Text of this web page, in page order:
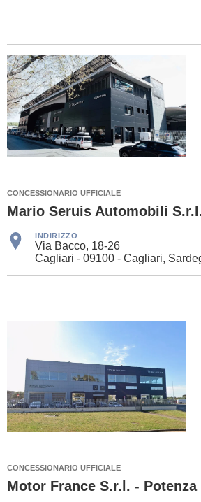
CONCESSIONARIO UFFICIALE
Mario Seruis Automobili
INDIRIZZO
Via Bacco, 18-26
Cagliari - 09100 - Cagliari,
CONCESSIONARIO UFFICIALE
Motor France S.r.l. - Potenza